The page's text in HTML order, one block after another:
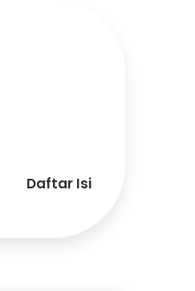
Daftar Isi